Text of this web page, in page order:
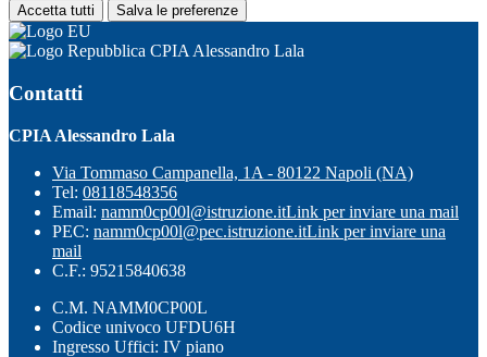
Accetta tutti Salva le preferenze
CPIA Alessandro Lala
Contatti
CPIA Alessandro Lala
Via Tommaso Campanella, 1A - 80122 Napoli (NA)
Tel: 08118548356
Email: namm0cp00l@istruzione.itLink per inviare una mail
PEC: namm0cp00l@pec.istruzione.itLink per inviare una
mail
C.F.: 95215840638
C.M. NAMM0CP00L
Codice univoco UFDU6H
Ingresso Uffici: IV piano